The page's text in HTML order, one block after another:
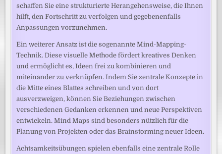
schaffen Sie eine strukturierte Herangehensweise, die Ihnen
hilft, den Fortschritt zu verfolgen und gegebenenfalls
Anpassungen vorzunehmen.
Ein weiterer Ansatz ist die sogenannte Mind-Mapping-
Technik. Diese visuelle Methode fördert kreatives Denken
und ermöglicht es, Ideen frei zu kombinieren und
miteinander zu verknüpfen. Indem Sie zentrale Konzepte in
die Mitte eines Blattes schreiben und von dort
ausverzweigen, können Sie Beziehungen zwischen
verschiedenen Gedanken erkennen und neue Perspektiven
entwickeln. Mind Maps sind besonders nützlich für die
Planung von Projekten oder das Brainstorming neuer Ideen.
Achtsamkeitsübungen spielen ebenfalls eine zentrale Rolle